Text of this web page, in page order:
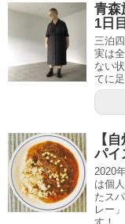
青森
1日目
三泊
実は
ない
てに
【
パイ
2020
は個
たス
レー